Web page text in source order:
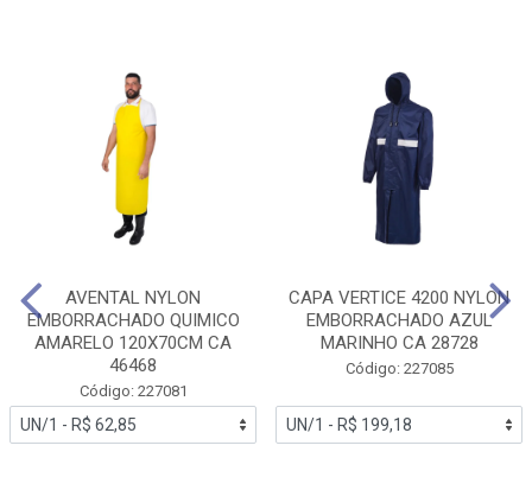
AVENTAL NYLON
EMBORRACHADO QUIMICO
AMARELO 120X70CM CA
46468
Código: 227081
CAPA VERTICE 4200 NYLON
EMBORRACHADO AZUL
MARINHO CA 28728
Código: 227085